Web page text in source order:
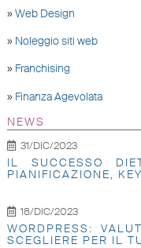
» Web Design
» Noleggio siti web
» Franchising
» Finanza Agevolata
NEWS
31/DIC/2023
IL SUCCESSO
PIANIFICAZIONE,
18/DIC/2023
WORDPRESS:
SCEGLIERE PER IL